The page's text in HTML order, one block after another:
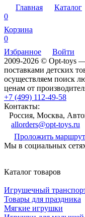
Главная
Каталог
0
Корзина
0
Избранное
Войти
2009-2026 © Opt-toys
поставками детских
осуществляем поиск
ценам от
+7 (499) 112-49-58
Контакты:
Россия, Москва,
allorders@opt-toys.ru
Проложить маршрут
Мы в социальных
Каталог товаров
Игрушечный
Товары для праздника
Мягкие игрушки